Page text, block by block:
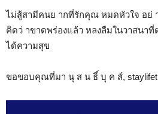
ไม่สู้สามีคนย ากที่รักคุณ หมดหัวใจ อย่
คิดว่ าขาดพร่องแล้ว หลงลืมในวาสนาที่
ได้ความสุข
ขอขอบคุณที่มา นุ ส น ธิ์ บุ ค ส์,